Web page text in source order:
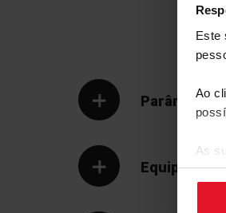
Este
Ao
As
Parâmetros